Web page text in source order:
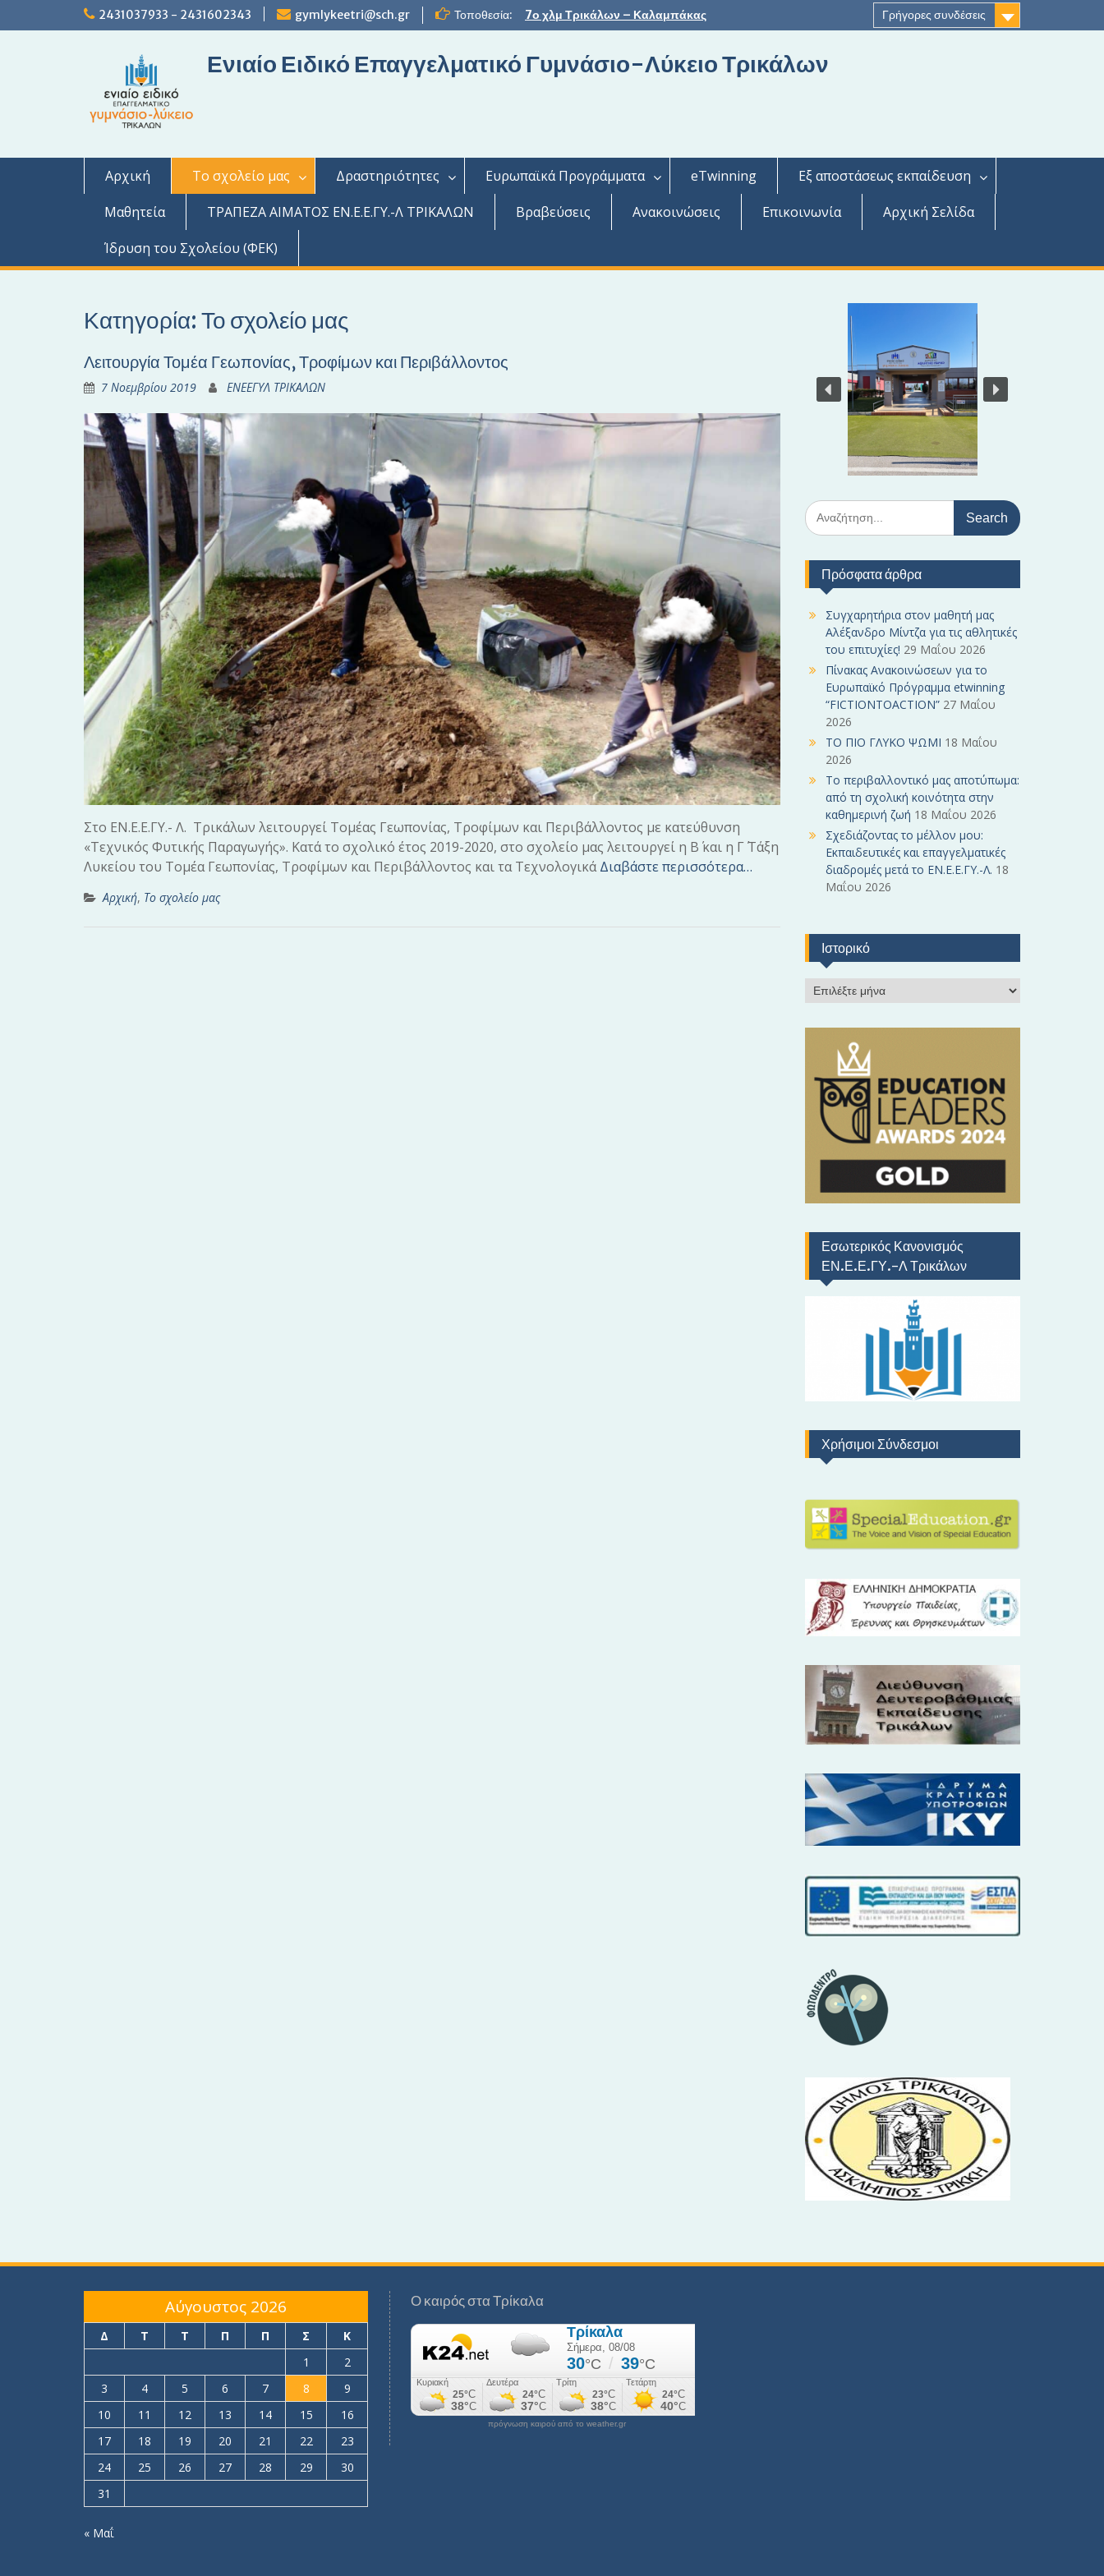
2431037933 - 2431602343 gymlykeetri@sch.gr Τοποθεσία: 7ο χλμ Τρικάλων – Καλαμπάκας Γρήγορες συνδέσεις
Ενιαίο Ειδικό Επαγγελματικό Γυμνάσιο-Λύκειο Τρικάλων
Αρχική Το σχολείο μας Δραστηριότητες Ευρωπαϊκά Προγράμματα eTwinning
Εξ αποστάσεως εκπαίδευση
Μαθητεία
ΤΡΑΠΕΖΑ ΑΙΜΑΤΟΣ ΕΝ.Ε.Ε.ΓΥ.-Λ ΤΡΙΚΑΛΩΝ Βραβεύσεις Ανακοινώσεις Επικοινωνία
Αρχική Σελίδα
Ίδρυση του Σχολείου (ΦΕΚ)
Κατηγορία: Το σχολείο μας
Λειτουργία Τομέα Γεωπονίας, Τροφίμων και Περιβάλλοντος
7 Νοεμβρίου 2019 ΕΝΕΕΓΥΛ ΤΡΙΚΑΛΩΝ
Στο ΕΝ.Ε.Ε.ΓΥ.- Λ. Τρικάλων λειτουργεί Τομέας Γεωπονίας, Τροφίμων και Περιβάλλοντος με κατεύθυνση
«Τεχνικός Φυτικής Παραγωγής». Κατά το σχολικό έτος 2019-2020, στο σχολείο μας λειτουργεί η Β΄ και η Γ΄ Τάξη
Λυκείου του Τομέα Γεωπονίας, Τροφίμων και Περιβάλλοντος και τα ΤεχνολογικάΔιαβάστε περισσότερα…
Αρχική, Το σχολείο μας
S
e
r
Πρόσφατα άρθρα
Συγχαρητήρια στον μαθητή μας
Αλέξανδρο Μίντζα για τις αθλητικές
του επιτυχίες! 29 Μαΐου 2026
Πίνακας Ανακοινώσεων για το
Ευρωπαϊκό Πρόγραμμα etwinning
“FICTIONTOACTION” 27 Μαΐου
2026
ΤΟ ΠΙΟ ΓΛΥΚΟ ΨΩΜΙ 18 Μαΐου
2026
Το περιβαλλοντικό μας αποτύπωμα:
από τη σχολική κοινότητα στην
καθημερινή ζωή 18 Μαΐου 2026
Σχεδιάζοντας το μέλλον μου:
Εκπαιδευτικές και επαγγελματικές
διαδρομές μετά το ΕΝ.Ε.Ε.ΓΥ.-Λ. 18
Μαΐου 2026
Ιστορικό
Εσωτερικός Κανονισμός
ΕΝ.Ε.Ε.ΓΥ.-Λ Τρικάλων
Χρήσιμοι Σύνδεσμοι
Αύγουστος 2026
Δ Τ Τ Π Π Σ
Κ
1
2
3
4 5 6 7 8
9
10
11 12 13 14 15
16
17
18 19 20 21 22
23
24
25 26 27 28 29
30
31
« Μαΐ
Ο καιρός στα Τρίκαλα
πρόγνωση καιρού από το weather.gr